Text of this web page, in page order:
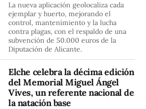
La nueva aplicación geolocaliza cada
ejemplar y huerto, mejorando el
control, mantenimiento y la lucha
contra plagas, con el respaldo de una
subvención de 50.000 euros de la
Diputación de Alicante.
Elche celebra la décima edición
del Memorial Miguel Ángel
Vives, un referente nacional de
la natación base